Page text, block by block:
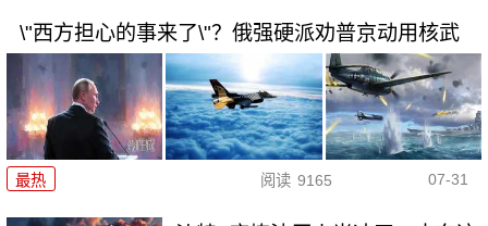
\"西方担心的事来了\"？俄强硬派劝普京动用核武
最热 阅读 9165 07-31